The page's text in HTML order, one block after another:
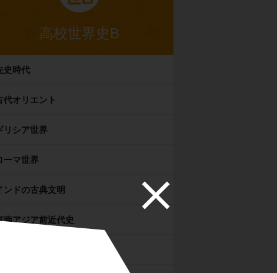
高校世界史B
史時代
代オリエント
リシア世界
ーマ世界
ンドの古典文明
南アジア前近代史